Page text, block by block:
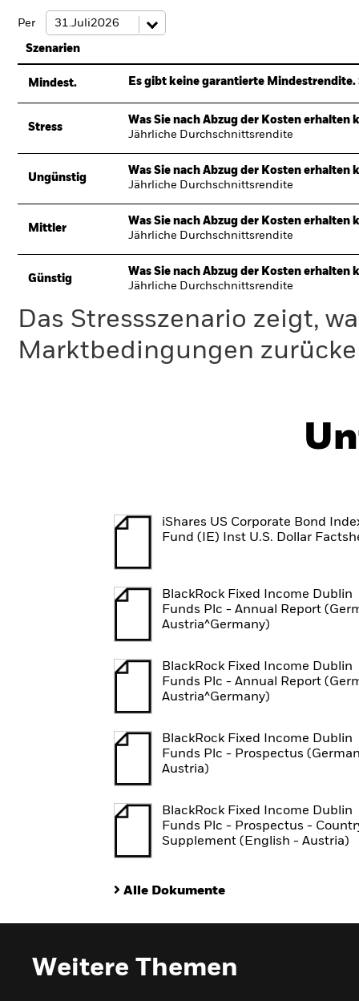
Per
Szenarien
Mindest. Es gibt keine garantierte
Stress
Was Sie nach Abzug der Kosten erhalten
Jährliche Durchschnittsrendite
Ungünstig
Was Sie nach Abzug der Kosten erhalten
Jährliche Durchschnittsrendite
Mittler
Was Sie nach Abzug der Kosten erhalten
Jährliche Durchschnittsrendite
Günstig
Was Sie nach Abzug der Kosten erhalten
Jährliche Durchschnittsrendite
Das Stressszenario zeigt,
Marktbedingungen
iShares US Corporate Bond
Fund (IE) Inst U.S. Dollar
BlackRock Fixed Income Dublin
Funds Plc - Annual Report
Austria^Germany)
BlackRock Fixed Income Dublin
Funds Plc - Annual Report
Austria^Germany)
BlackRock Fixed Income Dublin
Funds Plc - Prospectus
Austria)
BlackRock Fixed Income Dublin
Funds Plc - Prospectus -
Supplement (English - Austria)
Alle Dokumente
Weitere Themen